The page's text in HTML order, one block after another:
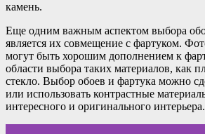
камень.
Еще одним важным аспектом выбора
является их совмещение с фартуком.
могут быть хорошим дополнением к
области выбора таких материалов, как
стекло. Выбор обоев и фартука можно
или использовать контрастные
интересного и оригинального интерьера.